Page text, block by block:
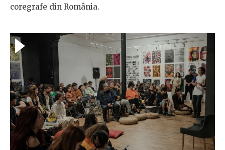
coregrafe din România.